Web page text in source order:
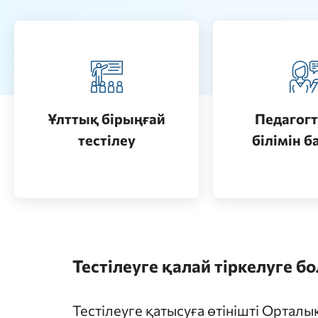
Ұлттық бірыңғай
тестілеу
Қазақстанда жоғары білім
Өту
білімінӨту
Тестілеуге қалай тіркелуге
Тестілеуге қатысуға өтінішті